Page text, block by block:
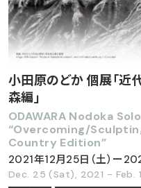
小田原のどか 個展「近
森編」
ODAWARA Nodoka
“Overcoming/
Country Edition”
2021年12月25日（土）ー
Dec. 25 (Sat), 2021 - Feb.